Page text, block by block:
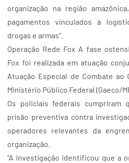
organização na região
pagamentos vinculados à
drogas e armas".
Operação Rede Fox A fase
Fox foi realizada em atuação
Atuação Especial de Combate ao
Ministério Público Federal (Gaeco/
Os policiais federais cumpriram
prisão preventiva contra
operadores relevantes da
organização.
"A investigação identificou que a